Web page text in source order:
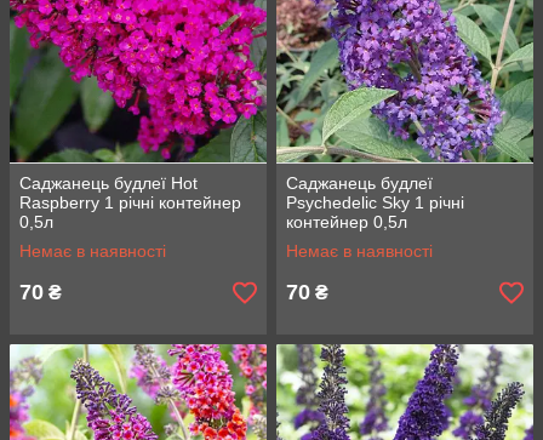
Саджанець будлеї Hot
Raspberry 1 річні контейнер
0,5л
Немає в наявності
70 ₴
Саджанець будлеї
Psychedelic Sky 1 річні
контейнер 0,5л
Немає в наявності
70 ₴